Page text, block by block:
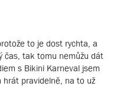
to je dost rychta, a
čas, tak tomu nemůžu dát
s Bikini Karneval jsem
hrát pravidelně, na to už